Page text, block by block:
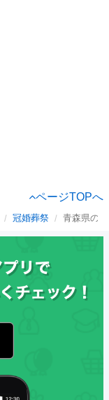
ページTOPへ
冠婚葬祭 青森県の